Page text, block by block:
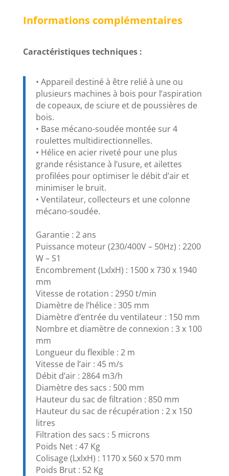
Informations complémentaires
Caractéristiques techniques :
• Appareil destiné à être relié à une ou
plusieurs machines à bois pour l’aspiration
de copeaux, de sciure et de poussières de
bois.
• Base mécano-soudée montée sur 4
roulettes multidirectionnelles.
• Hélice en acier riveté pour une plus
grande résistance à l’usure, et ailettes
profilées pour optimiser le débit d’air et
minimiser le bruit.
• Ventilateur, collecteurs et une colonne
mécano-soudée.
Garantie : 2 ans
Puissance moteur (230/400V – 50Hz) : 2200
W – S1
Encombrement (LxlxH) : 1500 x 730 x 1940
mm
Vitesse de rotation : 2950 t/min
Diamètre de l’hélice : 305 mm
Diamètre d’entrée du ventilateur : 150 mm
Nombre et diamètre de connexion : 3 x 100
mm
Longueur du flexible : 2 m
Vitesse de l’air : 45 m/s
Débit d’air : 2864 m3/h
Diamètre des sacs : 500 mm
Hauteur du sac de filtration : 850 mm
Hauteur du sac de récupération : 2 x 150
litres
Filtration des sacs : 5 microns
Poids Net : 47 Kg
Colisage (LxlxH) : 1170 x 560 x 570 mm
Poids Brut : 52 Kg